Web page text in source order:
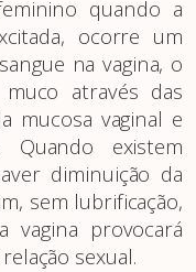
quando a
ocorre um
na vagina, o
através das
mucosa vaginal e
Quando existem
diminuição da
sem lubrificação,
provocará
sexual.